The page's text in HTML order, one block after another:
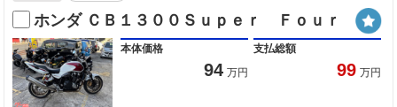
ホンダ ＣＢ１３００Ｓｕｐｅｒ Ｆｏｕｒ
本体価格
94 万円
支払総額
99 万円